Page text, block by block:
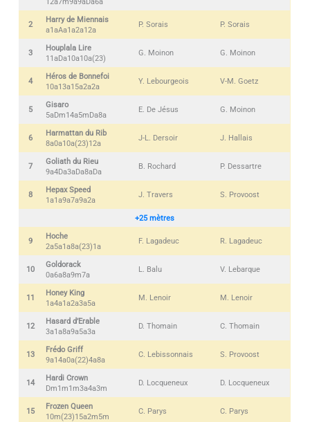
2
Harry de Miennais
a1aAa1a2a12a
P. Sorais P. Sorais
3
Houplala Lire
11aDa10a10a(23)
G. Moinon G. Moinon
4
Héros de Bonnefoi
10a13a15a2a2a
Y. Lebourgeois V-M. Goetz
5
Gisaro
5aDm14a5mDa8a
E. De Jésus G. Moinon
6
Harmattan du Rib
8a0a10a(23)12a
J-L. Dersoir J. Hallais
7
Goliath du Rieu
9a4Da3aDa8aDa
B. Rochard P. Dessartre
8
Hepax Speed
1a1a9a7a9a2a
J. Travers S. Provoost
+25 mètres
9
Hoche
2a5a1a8a(23)1a
F. Lagadeuc R. Lagadeuc
10
Goldorack
0a6a8a9m7a
L. Balu V. Lebarque
11
Honey King
1a4a1a2a3a5a
M. Lenoir M. Lenoir
12
Hasard d’Erable
3a1a8a9a5a3a
D. Thomain C. Thomain
13
Frédo Griff
9a14a0a(22)4a8a
C. Lebissonnais S. Provoost
14
Hardi Crown
Dm1m1m3a4a3m
D. Locqueneux D. Locqueneux
15
Frozen Queen
10m(23)15a2m5m
C. Parys C. Parys